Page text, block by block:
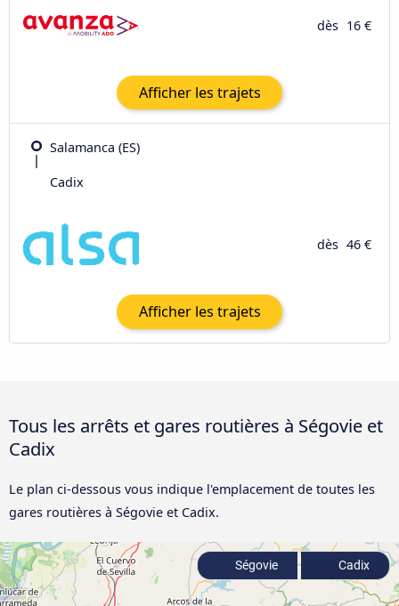
dès 16 €
Afficher les trajets
Salamanca (ES)
Cadix
dès 46 €
Afficher les trajets
Tous les arrêts et gares routières à Ségovie et
Cadix
Le plan ci-dessous vous indique l'emplacement de toutes les
gares routières à Ségovie et Cadix.
Ségovie Cadix